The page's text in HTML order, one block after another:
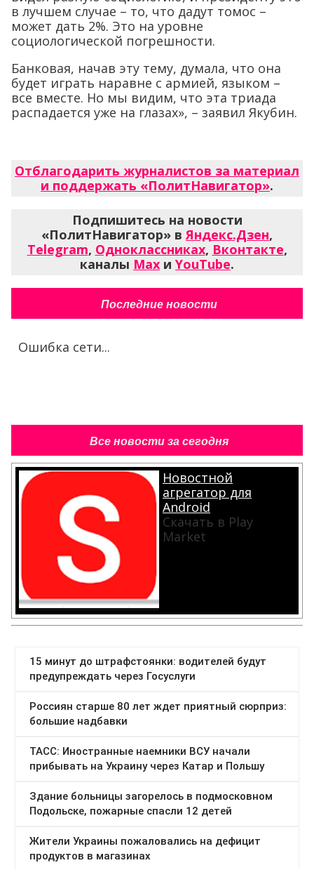
в лучшем случае – то, что дадут томос –
может дать 2%. Это на уровне
социологической погрешности.
Банковая, начав эту тему, думала, что она
будет играть наравне с армией, языком –
все вместе. Но мы видим, что эта триада
распадается уже на глазах», – заявил Якубин.
Отблагодарить журналистов за материал
и поддержать «ПолитНавигатор».
Подпишитесь на новости
«ПолитНавигатор» вЯндекс.Дзен,
Telegram, Одноклассниках, Вконтакте,
каналы Max и YouTube.
Последние новости
Ошибка сети...
Все новости за сегодня
Новостной
агрегатор для
Android
Скачать в Play
Market